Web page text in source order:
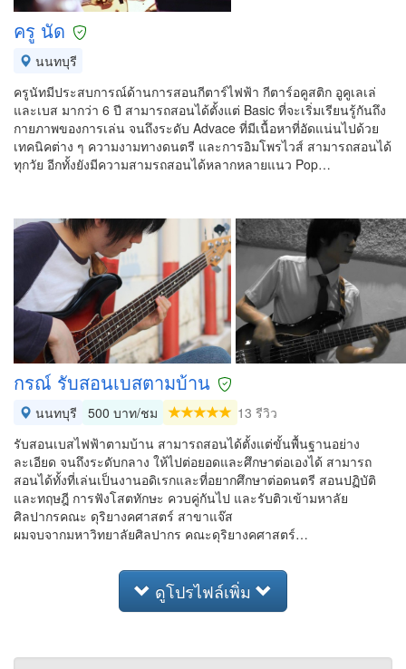
ครู นัด
นนทบุรี
ครูนัทมีประสบการณ์ด้านการสอนกีตาร์ไฟฟ้า กีตาร์อคูสติก อูคูเลเล่
และเบส มากว่า 6 ปี สามารถสอนได้ตั้งแต่ Basic ที่จะเริ่มเรียนรู้กันถึง
กายภาพของการเล่น จนถึงระดับ Advace ที่มีเนื้อหาที่อัดแน่นไปด้วย
เทคนิคต่าง ๆ ความงามทางดนตรี และการอิมโพรไวส์ สามารถสอนได้
ทุกวัย อีกทั้งยังมีความสามรถสอนได้หลากหลายแนว Pop…
กรณ์ รับสอนเบสตามบ้าน
นนทบุรี 500 บาท/ชม
13 รีวิว
รับสอนเบสไฟฟ้าตามบ้าน สามารถสอนได้ตั้งแต่ขั้นพื้นฐานอย่าง
ละเอียด จนถึงระดับกลาง ให้ไปต่อยอดและศึกษาต่อเองได้ สามารถ
สอนได้ทั้งที่เล่นเป็นงานอดิเรกและที่อยากศึกษาต่อดนตรี สอนปฏิบัติ
และทฤษฎี การฟังโสตทักษะ ควบคู่กันไป และรับติวเข้ามหาลัย
ศิลปากรคณะ ดุริยางคศาสตร์ สาขาแจ๊ส
ผมจบจากมหาวิทยาลัยศิลปากร คณะดุริยางคศาสตร์…
ดูโปรไฟล์เพิ่ม